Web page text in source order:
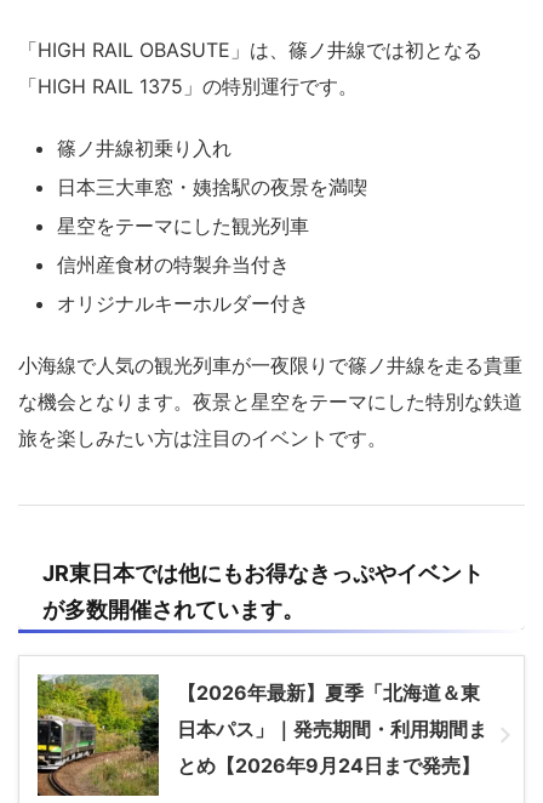
「HIGH RAIL OBASUTE」は、篠ノ井線では初となる
「HIGH RAIL 1375」の特別運行です。
篠ノ井線初乗り入れ
日本三大車窓・姨捨駅の夜景を満喫
星空をテーマにした観光列車
信州産食材の特製弁当付き
オリジナルキーホルダー付き
小海線で人気の観光列車が一夜限りで篠ノ井線を走る貴重
な機会となります。夜景と星空をテーマにした特別な鉄道
旅を楽しみたい方は注目のイベントです。
JR東日本では他にもお得なきっぷやイベント
が多数開催されています。
【2026年最新】夏季「北海道＆東
日本パス」｜発売期間・利用期間ま
とめ【2026年9月24日まで発売】